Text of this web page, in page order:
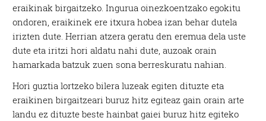
eraikinak birgaitzeko. Ingurua oinezkoentzako egokitu
ondoren, eraikinek ere itxura hobea izan behar dutela
irizten dute. Herrian atzera geratu den eremua dela uste
dute eta iritzi hori aldatu nahi dute, auzoak orain
hamarkada batzuk zuen sona berreskuratu nahian.
Hori guztia lortzeko bilera luzeak egiten dituzte eta
eraikinen birgaitzeari buruz hitz egiteaz gain orain arte
landu ez dituzte beste hainbat gaiei buruz hitz egiteko